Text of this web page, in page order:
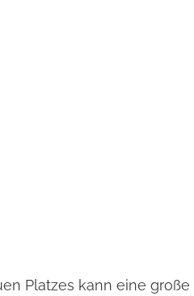
Platzes kann eine große